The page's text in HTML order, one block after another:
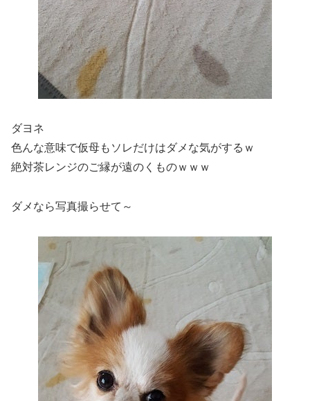
ダヨネ
色んな意味で仮母もソレだけはダメな気がするｗ
絶対茶レンジのご縁が遠のくものｗｗｗ
ダメなら写真撮らせて～